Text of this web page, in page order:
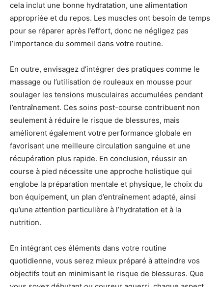
cela inclut une bonne hydratation, une alimentation
appropriée et du repos. Les muscles ont besoin de temps
pour se réparer après l’effort, donc ne négligez pas
l’importance du sommeil dans votre routine.
En outre, envisagez d’intégrer des pratiques comme le
massage ou l’utilisation de rouleaux en mousse pour
soulager les tensions musculaires accumulées pendant
l’entraînement. Ces soins post-course contribuent non
seulement à réduire le risque de blessures, mais
améliorent également votre performance globale en
favorisant une meilleure circulation sanguine et une
récupération plus rapide. En conclusion, réussir en
course à pied nécessite une approche holistique qui
englobe la préparation mentale et physique, le choix du
bon équipement, un plan d’entraînement adapté, ainsi
qu’une attention particulière à l’hydratation et à la
nutrition.
En intégrant ces éléments dans votre routine
quotidienne, vous serez mieux préparé à atteindre vos
objectifs tout en minimisant le risque de blessures. Que